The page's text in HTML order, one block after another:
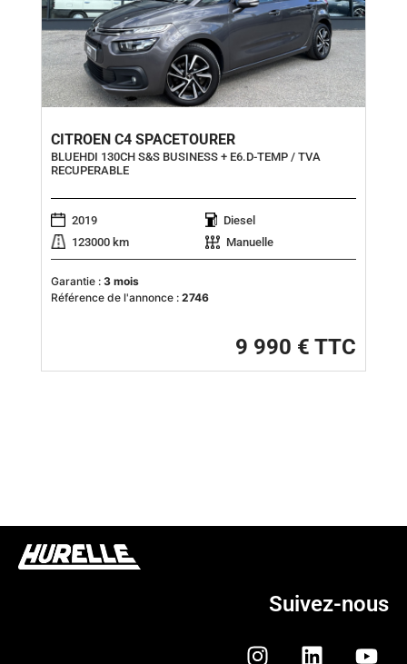
CITROEN C4 SPACETOURER
BLUEHDI 130CH S&S BUSINESS + E6.D-TEMP / TVA
RECUPERABLE
2019
Diesel
123000 km
Manuelle
Garantie : 3 mois
Référence de l'annonce : 2746
9 990 € TTC
Suivez-nous